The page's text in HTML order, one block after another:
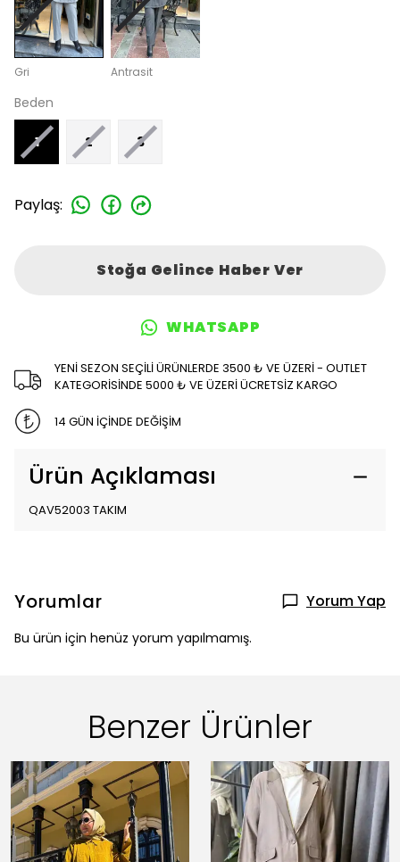
Gri Antrasit
Beden
1 2 3
Paylaş:
Stoğa Gelince Haber Ver
WHATSAPP
YENİ SEZON SEÇİLİ ÜRÜNLERDE 3500 ₺ VE ÜZERİ - OUTLET
KATEGORİSİNDE 5000 ₺ VE ÜZERİ ÜCRETSİZ KARGO
14 GÜN İÇİNDE DEĞİŞİM
Ürün Açıklaması
QAV52003 TAKIM
Yorumlar Yorum Yap
Bu ürün için henüz yorum yapılmamış.
Benzer Ürünler